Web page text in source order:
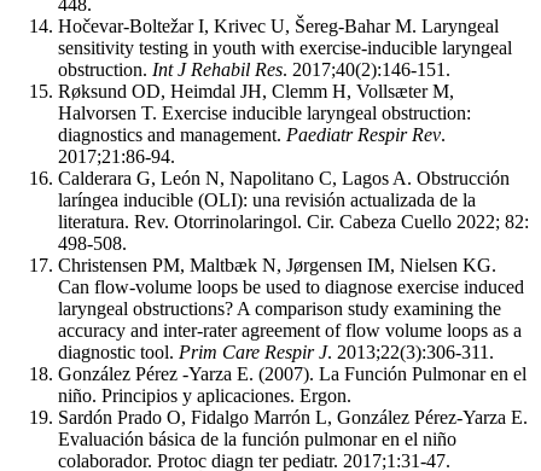
448.
Hočevar-Boltežar I, Krivec U, Šereg-Bahar M. Laryngeal
sensitivity testing in youth with exercise-inducible laryngeal
obstruction. Int J Rehabil Res. 2017;40(2):146-151.
Røksund OD, Heimdal JH, Clemm H, Vollsæter M,
Halvorsen T. Exercise inducible laryngeal obstruction:
diagnostics and management. Paediatr Respir Rev.
2017;21:86-94.
Calderara G, León N, Napolitano C, Lagos A. Obstrucción
laríngea inducible (OLI): una revisión actualizada de la
literatura. Rev. Otorrinolaringol. Cir. Cabeza Cuello 2022; 82:
498-508.
Christensen PM, Maltbæk N, Jørgensen IM, Nielsen KG.
Can flow-volume loops be used to diagnose exercise induced
laryngeal obstructions? A comparison study examining the
accuracy and inter-rater agreement of flow volume loops as a
diagnostic tool. Prim Care Respir J. 2013;22(3):306-311.
González Pérez -Yarza E. (2007). La Función Pulmonar en el
niño. Principios y aplicaciones. Ergon.
Sardón Prado O, Fidalgo Marrón L, González Pérez-Yarza E.
Evaluación básica de la función pulmonar en el niño
colaborador. Protoc diagn ter pediatr. 2017;1:31-47.